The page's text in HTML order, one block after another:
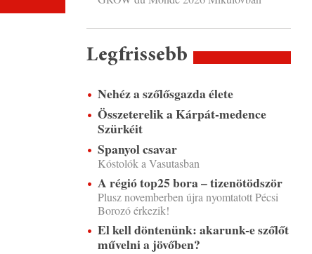
Legfrissebb
Nehéz a szőlősgazda élete
Összeterelik a Kárpát-medence
Szürkéit
Spanyol csavar
Kóstolók a Vasutasban
A régió top25 bora – tizenötödször
Plusz novemberben újra nyomtatott Pécsi
Borozó érkezik!
El kell döntenünk: akarunk-e szőlőt
művelni a jövőben?